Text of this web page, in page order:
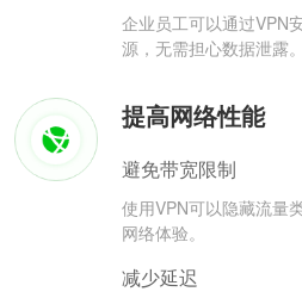
企业员工可以通过VPN
源，无需担心数据泄露。
提高网络性能
避免带宽限制
使用VPN可以隐藏流量
网络体验。
减少延迟